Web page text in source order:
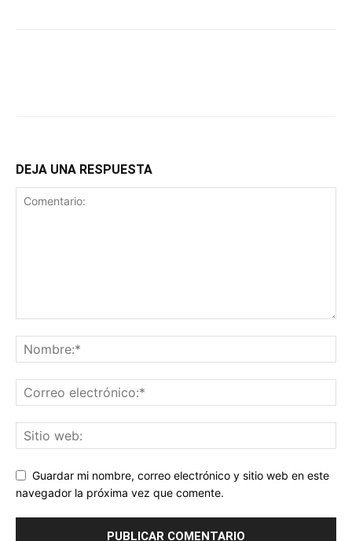
DEJA UNA RESPUESTA
Guardar mi nombre, correo electrónico y sitio web en este
navegador la próxima vez que comente.